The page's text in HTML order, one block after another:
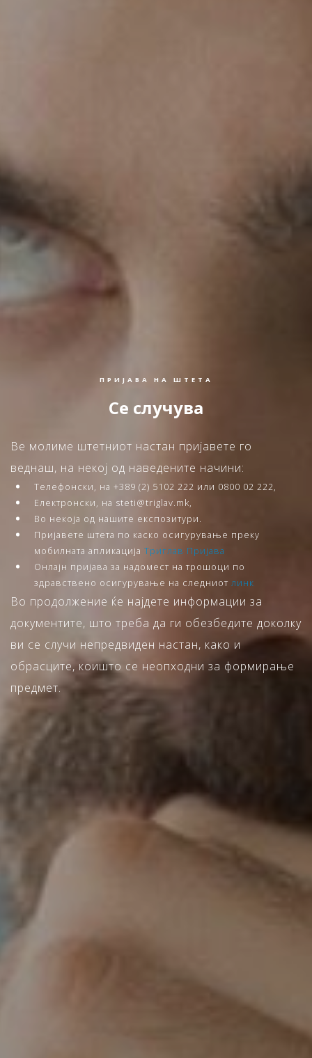
ПРИЈАВА НА ШТЕТА
Се случува
Ве молиме штетниот настан пријавете го
веднаш, на некој од наведените начини:
Телефонски, на +389 (2) 5102 222 или 0800 02 222,
Електронски, на steti@triglav.mk,
Во некоја од нашите експозитури.
Пријавете штета по каско осигурување преку
мобилната апликација Триглав Пријава
Онлајн пријава за надомест на трошоци по
здравствено осигурување на следниот линк
Во продолжение ќе најдете информации за
документите, што треба да ги обезбедите доколку
ви се случи непредвиден настан, како и
обрасците, коишто се неопходни за формирање
предмет.